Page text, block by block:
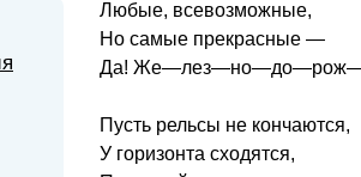
Любые, всевозможные,
Но самые прекрасные —
Да!
Пусть рельсы не кончаются,
У горизонта сходятся,